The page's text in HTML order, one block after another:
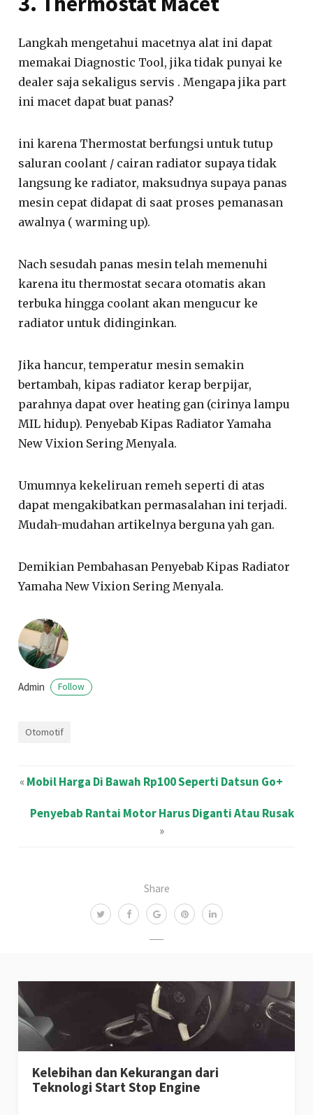
Share
Langkah mengetahui macetnya alat ini dapat
memakai Diagnostic Tool, jika tidak punyai ke
dealer saja sekaligus servis . Mengapa jika part
ini macet dapat buat panas?
ini karena Thermostat berfungsi untuk tutup
saluran coolant / cairan radiator supaya tidak
langsung ke radiator, maksudnya supaya panas
mesin cepat didapat di saat proses pemanasan
awalnya ( warming up).
Nach sesudah panas mesin telah memenuhi
karena itu thermostat secara otomatis akan
terbuka hingga coolant akan mengucur ke
radiator untuk didinginkan.
Jika hancur, temperatur mesin semakin
bertambah, kipas radiator kerap berpijar,
parahnya dapat over heating gan (cirinya lampu
MIL hidup). Penyebab Kipas Radiator Yamaha
New Vixion Sering Menyala.
Umumnya kekeliruan remeh seperti di atas
dapat mengakibatkan permasalahan ini terjadi.
Mudah-mudahan artikelnya berguna yah gan.
Demikian Pembahasan Penyebab Kipas Radiator
Yamaha New Vixion Sering Menyala.
Admin Follow
Otomotif
«Mobil Harga Di Bawah Rp100 Seperti Datsun Go+
Penyebab Rantai Motor Harus Diganti Atau Rusak
»
Kelebihan dan Kekurangan dari
Teknologi Start Stop Engine